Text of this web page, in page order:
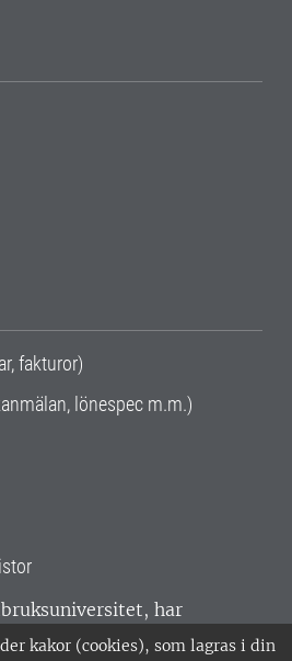
kakor (cookies), som lagras i din
fakturor)
lönespec m.m.)
har
Sverige. Huvudorter är